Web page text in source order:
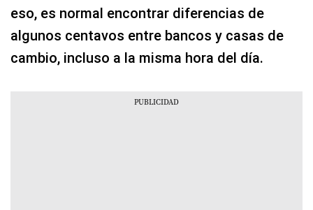
eso, es normal encontrar diferencias de
algunos centavos entre bancos y casas de
cambio, incluso a la misma hora del día.